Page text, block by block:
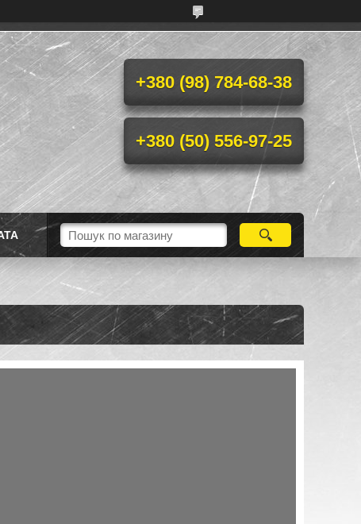
+380 (98) 784-68-38
+380 (50) 556-97-25